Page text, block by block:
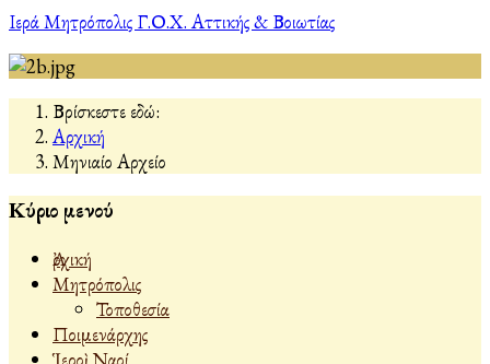
Ιερά Μητρόπολις Γ.Ο.Χ. Αττικής & Βοιωτίας
Βρίσκεστε εδώ:
Αρχική
Μηνιαίο Αρχείο
Κύριο μενού
Ἀρχική
Μητρόπολις
Τοποθεσία
Ποιμενάρχης